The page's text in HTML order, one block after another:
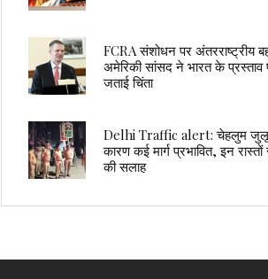
FCRA संशोधन पर अंतरराष्ट्रीय
अमेरिकी सांसद ने भारत के प्रस्ताव
जताई चिंता
Delhi Traffic alert: चेहलुम
कारण कई मार्ग प्रभावित, इन
की सलाह